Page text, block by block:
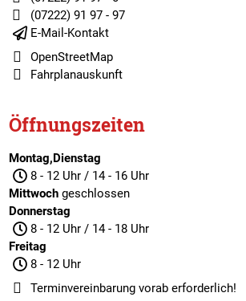
(07222) 91 97 - 97
E-Mail-Kontakt
OpenStreetMap
Fahrplanauskunft
Öffnungszeiten
Montag,Dienstag
8 - 12 Uhr / 14 - 16 Uhr
Mittwochgeschlossen
Donnerstag
8 - 12 Uhr / 14 - 18 Uhr
Freitag
8 - 12 Uhr
Terminvereinbarungvorab erforderlich!